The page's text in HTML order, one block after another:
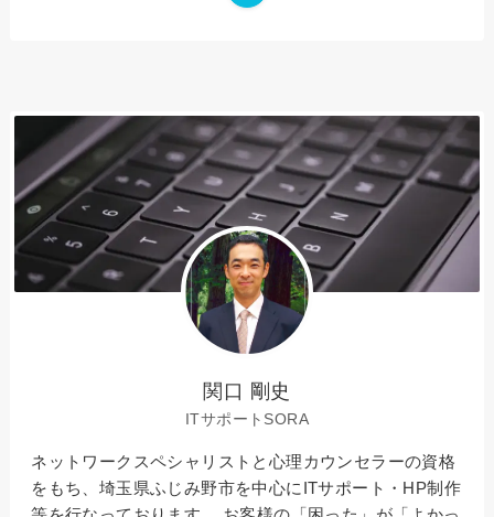
関口 剛史
ITサポートSORA
ネットワークスペシャリストと心理カウンセラーの資格
をもち、埼玉県ふじみ野市を中心にITサポート・HP制作